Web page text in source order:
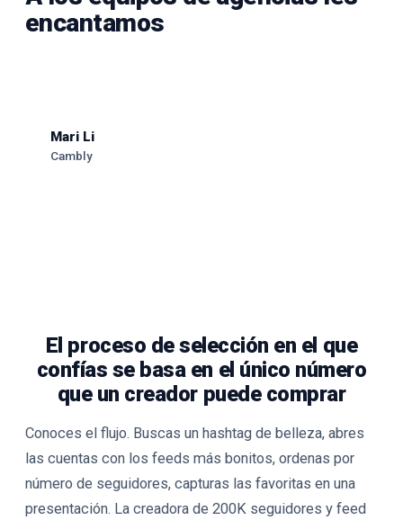
encantamos
Mari Li
Cambly
El proceso de selección en el que
confías se basa en el único número
que un creador puede comprar
Conoces el flujo. Buscas un hashtag de belleza, abres
las cuentas con los feeds más bonitos, ordenas por
número de seguidores, capturas las favoritas en una
presentación. La creadora de 200K seguidores y feed